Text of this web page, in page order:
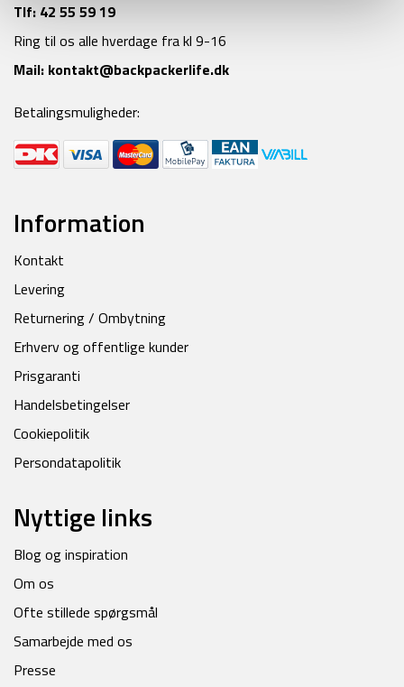
Tlf: 42 55 59 19
Ring til os alle hverdage fra kl 9-16
Mail: kontakt@backpackerlife.dk
Betalingsmuligheder:
Information
Kontakt
Levering
Returnering / Ombytning
Erhverv og offentlige kunder
Prisgaranti
Handelsbetingelser
Cookiepolitik
Persondatapolitik
Nyttige links
Blog og inspiration
Om os
Ofte stillede spørgsmål
Samarbejde med os
Presse